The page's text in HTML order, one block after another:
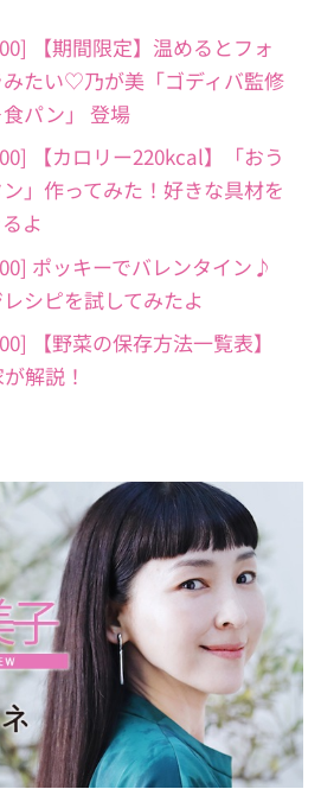
【期間限定】温めるとフォ
みたい♡乃が美「ゴディバ監修
パン」 登場
【カロリー220kcal】「おう
」作ってみた！好きな具材を
よ
ポッキーでバレンタイン♪
シピを試してみたよ
【野菜の保存方法一覧表】
解説！